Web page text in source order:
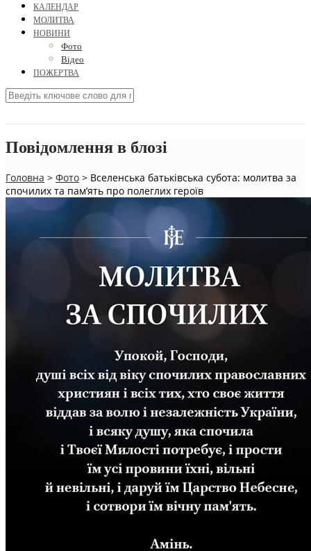
КАЛЕНДАР
МОЛИТВА
НОВИНИ
Фото
Відео
ПОЖЕРТВА
Повідомлення в блозі
Головна > Фото > Вселенська батьківська субота: молитва за
спочилих та пам’ять про полеглих героїв